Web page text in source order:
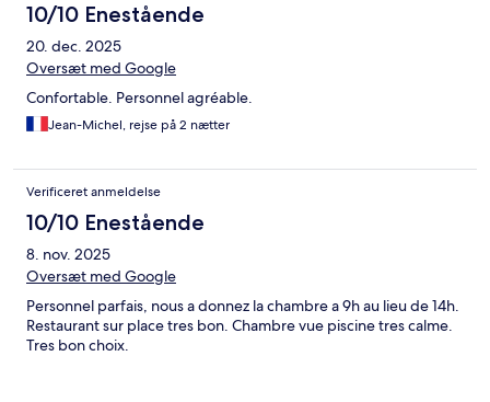
10/10 Enestående
20. dec. 2025
Oversæt med Google
Confortable. Personnel agréable.
Jean-Michel, rejse på 2 nætter
Verificeret anmeldelse
10/10 Enestående
8. nov. 2025
Oversæt med Google
Personnel parfais, nous a donnez la chambre a 9h au lieu de 14h.
Restaurant sur place tres bon. Chambre vue piscine tres calme.
Tres bon choix.